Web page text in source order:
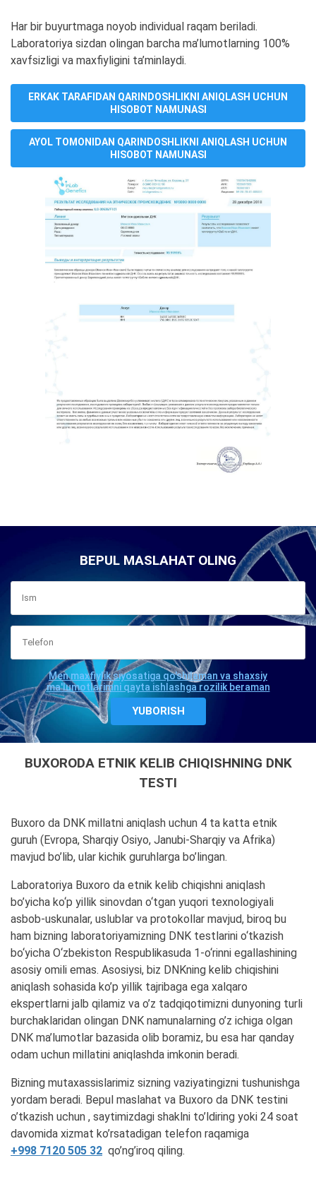
Har bir buyurtmaga noyob individual raqam beriladi.
Laboratoriya sizdan olingan barcha ma’lumotlarning 100%
xavfsizligi va maxfiyligini ta’minlaydi.
ERKAK TARAFIDAN QARINDOSHLIKNI ANIQLASH UCHUN
HISOBOT NAMUNASI
AYOL TOMONIDAN QARINDOSHLIKNI ANIQLASH UCHUN
HISOBOT NAMUNASI
BEPUL MASLAHAT OLING
Men maxfiylik siyosatiga qo'shilaman va shaxsiy
ma'lumotlarimni qayta ishlashga rozilik beraman
BUXORODA ETNIK KELIB CHIQISHNING DNK
TESTI
Buxoro da DNK millatni aniqlash uchun 4 ta katta etnik
guruh (Evropa, Sharqiy Osiyo, Janubi-Sharqiy va Afrika)
mavjud bo’lib, ular kichik guruhlarga bo’lingan.
Laboratoriya Buxoro da etnik kelib chiqishni aniqlash
bo’yicha ko‘p yillik sinovdan o‘tgan yuqori texnologiyali
asbob-uskunalar, uslublar va protokollar mavjud, biroq bu
ham bizning laboratoriyamizning DNK testlarini o‘tkazish
bo‘yicha O‘zbekiston Respublikasuda 1-o‘rinni egallashining
asosiy omili emas. Asosiysi, biz DNKning kelib chiqishini
aniqlash sohasida ko’p yillik tajribaga ega xalqaro
ekspertlarni jalb qilamiz va o’z tadqiqotimizni dunyoning turli
burchaklaridan olingan DNK namunalarning o’z ichiga olgan
DNK ma’lumotlar bazasida olib boramiz, bu esa har qanday
odam uchun millatini aniqlashda imkonin beradi.
Bizning mutaxassislarimiz sizning vaziyatingizni tushunishga
yordam beradi. Bepul maslahat va Buxoro da DNK testini
o’tkazish uchun , saytimizdagi shaklni to’ldiring yoki 24 soat
davomida xizmat ko’rsatadigan telefon raqamiga
+998 7120 505 32 qo’ng’iroq qiling.